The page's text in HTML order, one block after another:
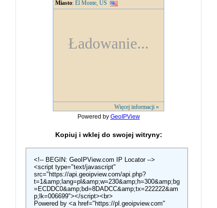
Powered by GeoIPView
Kopiuj i wklej do swojej witryny: